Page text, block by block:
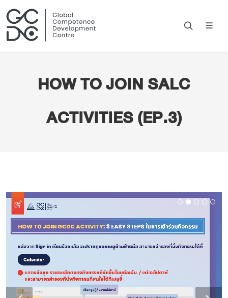
HOW TO JOIN SALC
ACTIVITIES (EP.3)